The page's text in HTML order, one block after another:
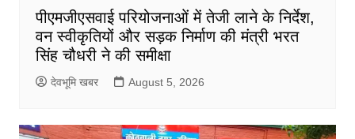
पीएमजीएसवाई परियोजनाओं में तेजी लाने के निर्देश,
वन स्वीकृतियों और सड़क निर्माण की मंत्री भरत
सिंह चौधरी ने की समीक्षा
देवभूमि खबर August 5, 2026